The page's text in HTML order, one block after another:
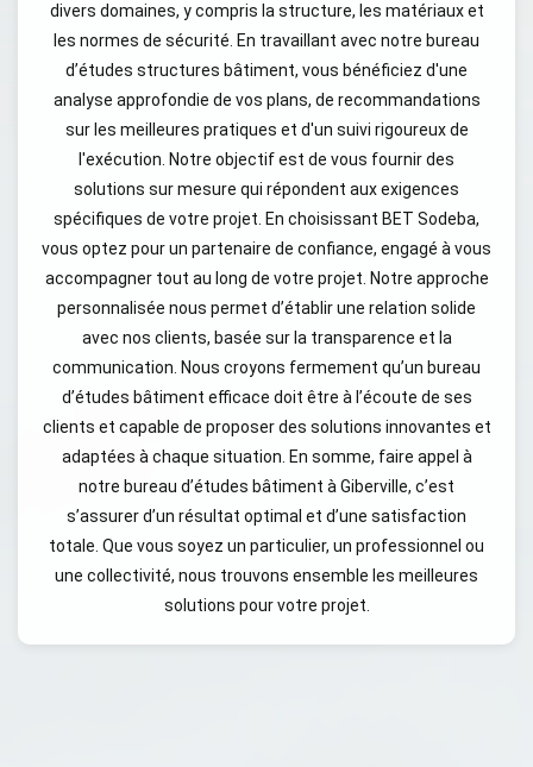
divers domaines, y compris la structure, les matériaux et
les normes de sécurité. En travaillant avec notre bureau
d’études structures bâtiment, vous bénéficiez d'une
analyse approfondie de vos plans, de recommandations
sur les meilleures pratiques et d'un suivi rigoureux de
l'exécution. Notre objectif est de vous fournir des
solutions sur mesure qui répondent aux exigences
spécifiques de votre projet. En choisissant BET Sodeba,
vous optez pour un partenaire de confiance, engagé à vous
accompagner tout au long de votre projet. Notre approche
personnalisée nous permet d’établir une relation solide
avec nos clients, basée sur la transparence et la
communication. Nous croyons fermement qu’un bureau
d’études bâtiment efficace doit être à l’écoute de ses
clients et capable de proposer des solutions innovantes et
adaptées à chaque situation. En somme, faire appel à
notre bureau d’études bâtiment à Giberville, c’est
s’assurer d’un résultat optimal et d’une satisfaction
totale. Que vous soyez un particulier, un professionnel ou
une collectivité, nous trouvons ensemble les meilleures
solutions pour votre projet.